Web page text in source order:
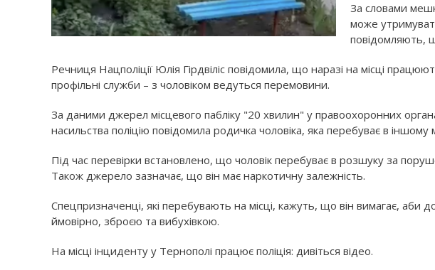
За словами
може
повідомляють,
Речниця Нацполіції Юлія Гірдвіліс повідомила, що наразі на місці
профільні служби – з чоловіком ведуться перемовини.
За даними джерел місцевого пабліку "20 хвилин" у правоохоронних
насильства поліцію повідомила родичка чоловіка, яка перебуває в іншому
Під час перевірки встановлено, що чоловік перебуває в розшуку за
Також джерело зазначає, що він має наркотичну залежність.
Спецпризначенці, які перебувають на місці, кажуть, що він вимагає, аби
ймовірно, зброєю та вибухівкою.
На місці інциденту у Тернополі працює поліція: дивіться відео.